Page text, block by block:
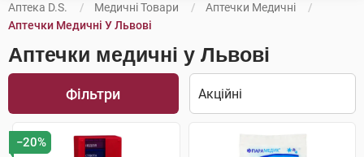
Аптека D.S. Медичні Товари
Аптечки Медичні
Аптечки Медичні У Львові
Аптечки медичні у Львові
Фільтри
−20%